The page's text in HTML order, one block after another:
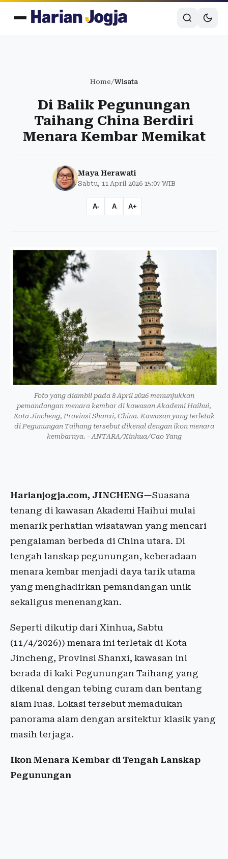
Home/Wisata
Di Balik Pegunungan
Taihang China Berdiri
Menara Kembar Memikat
Maya Herawati
Sabtu, 11 April 2026 15:07 WIB
A- A A+
Foto yang diambil pada 8 April 2026 menunjukkan
pemandangan menara kembar di kawasan Akademi Haihui,
Kota Jincheng, Provinsi Shanxi, China. Kawasan yang terletak
di Pegunungan Taihang tersebut dikenal dengan ikon menara
kembarnya. - ANTARA/Xinhua/Cao Yang
Harianjogja.com, JINCHENG—Suasana
tenang di kawasan Akademi Haihui mulai
menarik perhatian wisatawan yang mencari
pengalaman berbeda di China utara. Di
tengah lanskap pegunungan, keberadaan
menara kembar menjadi daya tarik utama
yang menghadirkan pemandangan unik
sekaligus menenangkan.
Seperti dikutip dari Xinhua, Sabtu
(11/4/2026)) menara ini terletak di Kota
Jincheng, Provinsi Shanxi, kawasan ini
berada di kaki Pegunungan Taihang yang
dikenal dengan tebing curam dan bentang
alam luas. Lokasi tersebut memadukan
panorama alam dengan arsitektur klasik yang
masih terjaga.
Ikon Menara Kembar di Tengah Lanskap
Pegunungan